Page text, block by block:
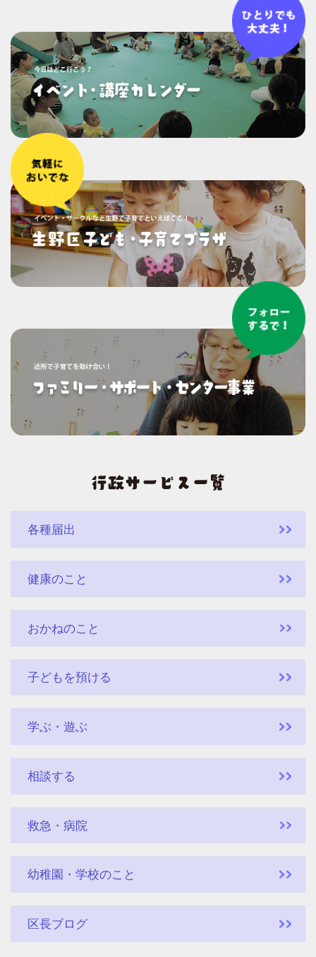
各種届出
健康のこと
おかねのこと
子どもを預ける
学ぶ・遊ぶ
相談する
救急・病院
幼稚園・学校のこと
区長ブログ